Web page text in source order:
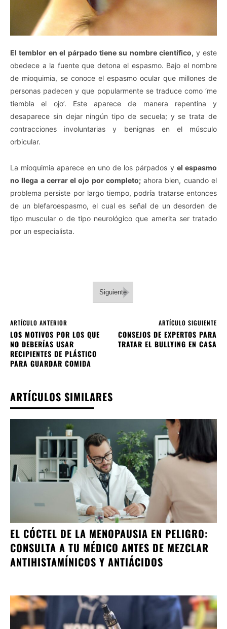
El temblor en el párpado tiene su nombre científico, y este
obedece a la fuente que detona el espasmo. Bajo el nombre
de mioquimia, se conoce el espasmo ocular que millones de
personas padecen y que popularmente se traduce como ‘me
tiembla el ojo’. Este aparece de manera repentina y
desaparece sin dejar ningún tipo de secuela; y se trata de
contracciones involuntarias y benignas en el músculo
orbicular.
La mioquimia aparece en uno de los párpados y el espasmo
no llega a cerrar el ojo por completo;ahora bien, cuando el
problema persiste por largo tiempo, podría tratarse entonces
de un blefaroespasmo, el cual es señal de un desorden de
tipo muscular o de tipo neurológico que amerita ser tratado
por un especialista.
Siguiente
ARTÍCULO ANTERIOR
LOS MOTIVOS POR LOS QUE
NO DEBERÍAS USAR
RECIPIENTES DE PLÁSTICO
PARA GUARDAR COMIDA
ARTÍCULO SIGUIENTE
CONSEJOS DE EXPERTOS PARA
TRATAR EL BULLYING EN CASA
ARTÍCULOS SIMILARES
EL CÓCTEL DE LA MENOPAUSIA EN PELIGRO:
CONSULTA A TU MÉDICO ANTES DE MEZCLAR
ANTIHISTAMÍNICOS Y ANTIÁCIDOS